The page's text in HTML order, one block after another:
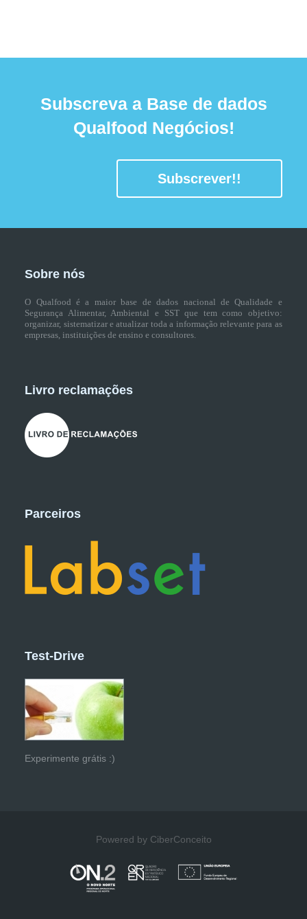
Subscreva a Base de dados
Qualfood Negócios!
Subscrever!!
Sobre nós
O Qualfood é a maior base de dados nacional de Qualidade e
Segurança Alimentar, Ambiental e SST que tem como objetivo:
organizar, sistematizar e atualizar toda a informação relevante para as
empresas, instituições de ensino e consultores.
Livro reclamações
Parceiros
Test-Drive
Experimente grátis :)
Powered by CiberConceito